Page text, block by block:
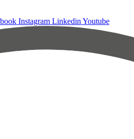
Instagram Linkedin Youtube